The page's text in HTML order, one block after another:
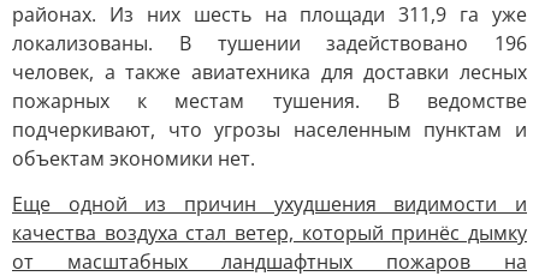
районах. Из них шесть на площади 311,9 га уже
локализованы. В тушении задействовано 196
человек, а также авиатехника для доставки лесных
пожарных к местам тушения. В ведомстве
подчеркивают, что угрозы населенным пунктам и
объектам экономики нет.
Еще одной из причин ухудшения видимости и
качества воздуха стал ветер, который принёс дымку
от масштабных ландшафтных пожаров на